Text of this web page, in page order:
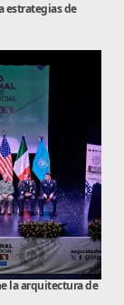
estrategias de
la arquitectura de